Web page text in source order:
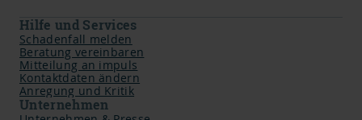
Hilfe und Services
Schadenfall melden
Beratung vereinbaren
Mitteilung an impuls
Kontaktdaten ändern
Anregung und Kritik
Unternehmen